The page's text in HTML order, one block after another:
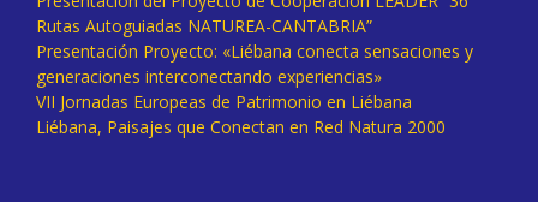
Rutas Autoguiadas NATUREA-CANTABRIA”
Presentación Proyecto: «Liébana conecta sensaciones y
generaciones interconectando experiencias»
VII Jornadas Europeas de Patrimonio en Liébana
Liébana, Paisajes que Conectan en Red Natura 2000